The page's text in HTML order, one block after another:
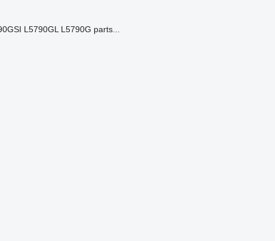
L5790GL L5790G parts...